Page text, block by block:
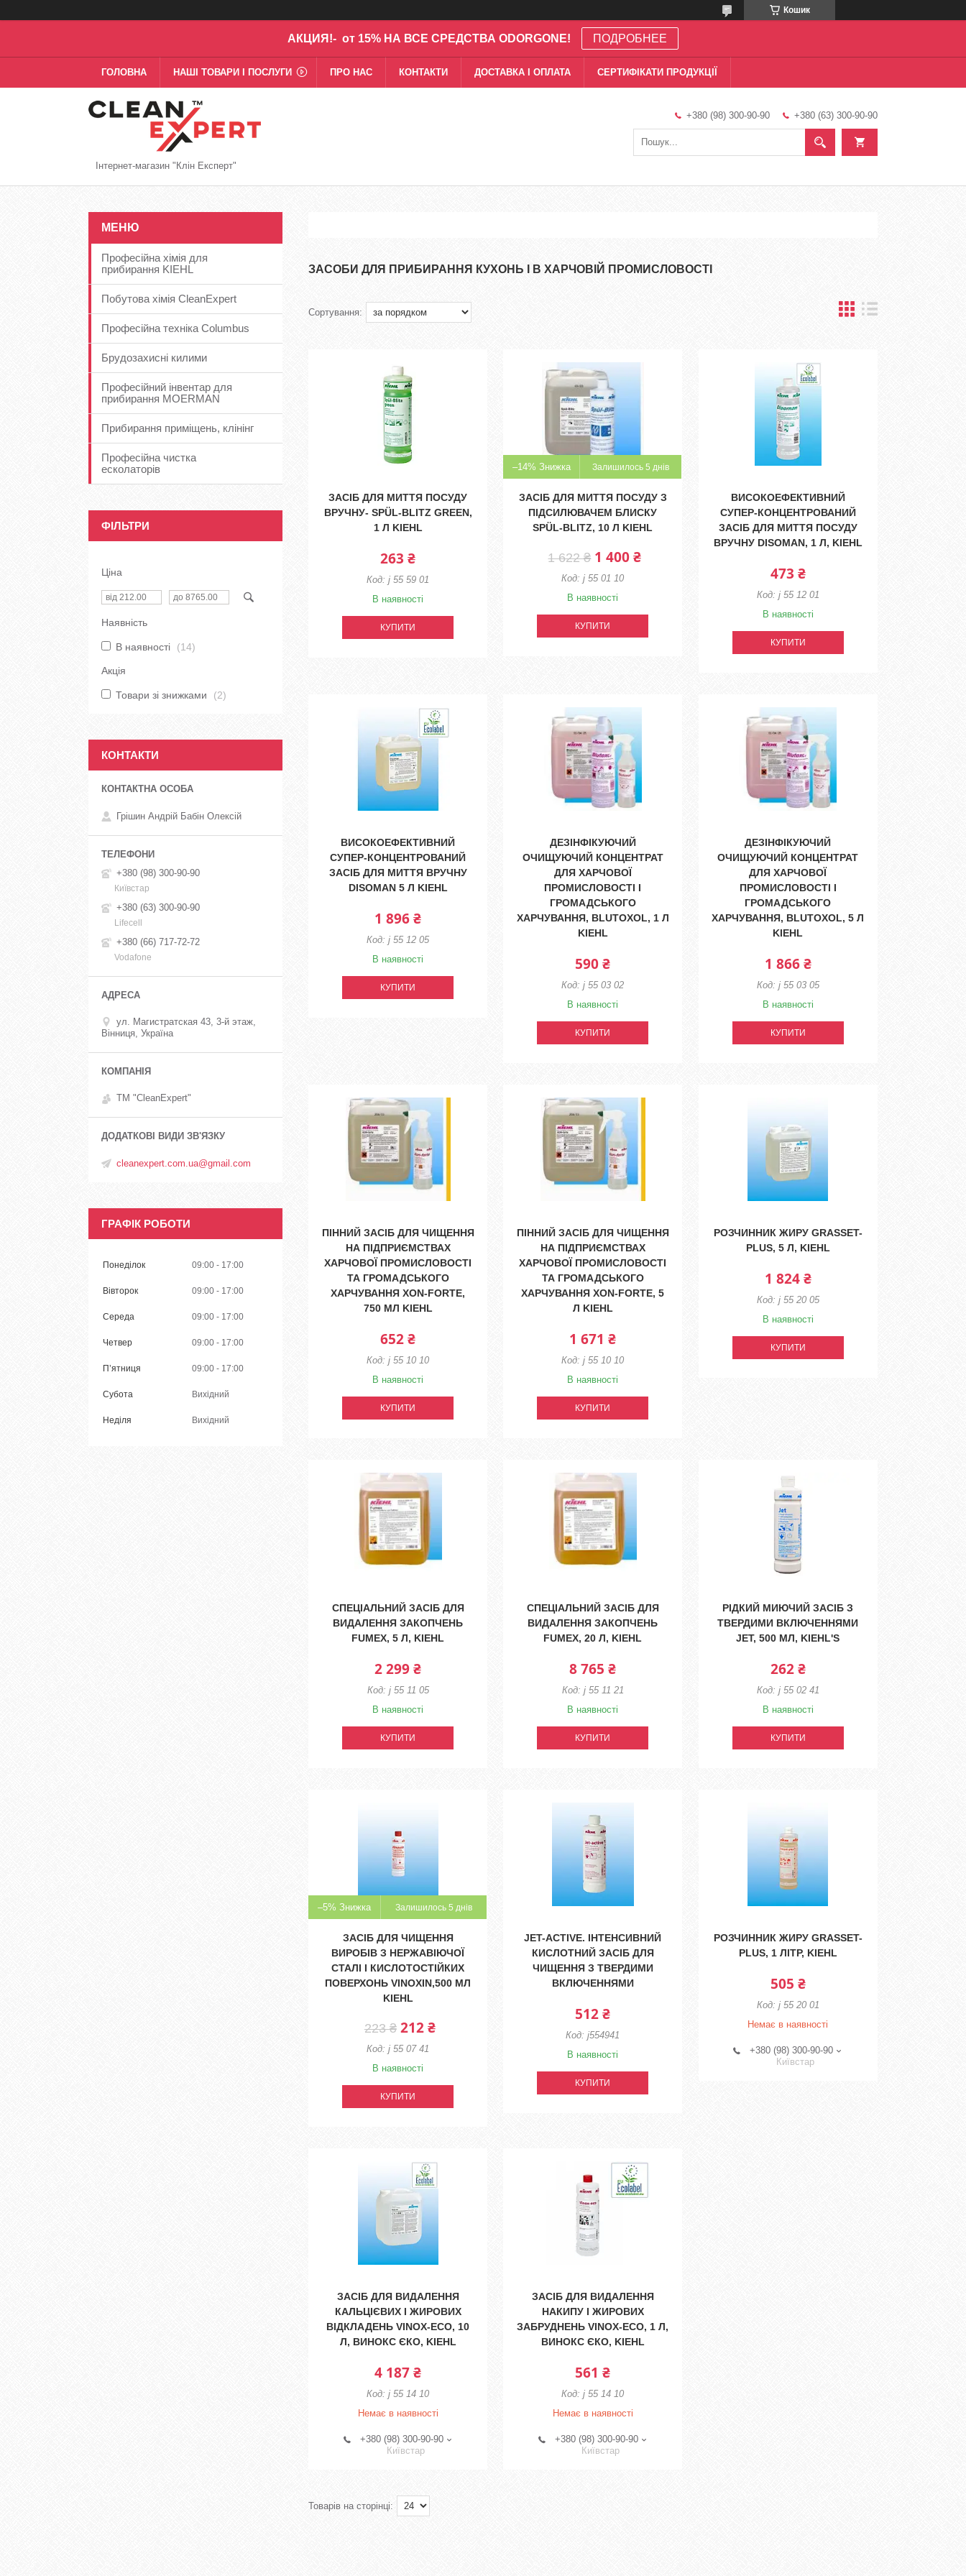
Кошик
АКЦИЯ!- от 15% НА ВСЕ СРЕДСТВА ODORGONE! ПОДРОБНЕЕ
ГОЛОВНА НАШІ ТОВАРИ І ПОСЛУГИ ПРО НАС КОНТАКТИ ДОСТАВКА І ОПЛАТА СЕРТИФІКАТИ ПРОДУКЦІЇ
Інтернет-магазин "Клін Експерт"
+380 (98) 300-90-90 +380 (63) 300-90-90
ЗАСОБИ ДЛЯ ПРИБИРАННЯ КУХОНЬ І В ХАРЧОВІЙ ПРОМИСЛОВОСТІ
ЗАСІБ ДЛЯ МИТТЯ ПОСУДУ
ВРУЧНУ- SPÜL-BLITZ GREEN,
1 Л KIEHL
263 ₴
j 55 59 01
В наявності
КУПИТИ
–14% Залишилось 5 днів
ЗАСІБ ДЛЯ МИТТЯ ПОСУДУ З
ПІДСИЛЮВАЧЕМ БЛИСКУ
SPÜL-BLITZ, 10 Л KIEHL
1 622 ₴ 1 400 ₴
j 55 01 10
В наявності
КУПИТИ
ВИСОКОЕФЕКТИВНИЙ
СУПЕР-КОНЦЕНТРОВАНИЙ
ЗАСІБ ДЛЯ МИТТЯ ПОСУДУ
ВРУЧНУ DISOMAN, 1 Л, KIEHL
473 ₴
j 55 12 01
В наявності
КУПИТИ
ВИСОКОЕФЕКТИВНИЙ
СУПЕР-КОНЦЕНТРОВАНИЙ
ЗАСІБ ДЛЯ МИТТЯ ВРУЧНУ
DISOMAN 5 Л KIEHL
1 896 ₴
j 55 12 05
В наявності
КУПИТИ
ДЕЗІНФІКУЮЧИЙ
ОЧИЩУЮЧИЙ КОНЦЕНТРАТ
ДЛЯ ХАРЧОВОЇ
ПРОМИСЛОВОСТІ І
ГРОМАДСЬКОГО
ХАРЧУВАННЯ, BLUTOXOL, 1 Л
KIEHL
590 ₴
j 55 03 02
В наявності
КУПИТИ
ДЕЗІНФІКУЮЧИЙ
ОЧИЩУЮЧИЙ КОНЦЕНТРАТ
ДЛЯ ХАРЧОВОЇ
ПРОМИСЛОВОСТІ І
ГРОМАДСЬКОГО
ХАРЧУВАННЯ, BLUTOXOL, 5 Л
KIEHL
1 866 ₴
j 55 03 05
В наявності
КУПИТИ
ПІННИЙ ЗАСІБ ДЛЯ ЧИЩЕННЯ
НА ПІДПРИЄМСТВАХ
ХАРЧОВОЇ ПРОМИСЛОВОСТІ
ТА ГРОМАДСЬКОГО
ХАРЧУВАННЯ XON-FORTE,
750 МЛ KIEHL
652 ₴
j 55 10 10
В наявності
КУПИТИ
ПІННИЙ ЗАСІБ ДЛЯ ЧИЩЕННЯ
НА ПІДПРИЄМСТВАХ
ХАРЧОВОЇ ПРОМИСЛОВОСТІ
ТА ГРОМАДСЬКОГО
ХАРЧУВАННЯ XON-FORTE, 5
Л KIEHL
1 671 ₴
j 55 10 10
В наявності
КУПИТИ
РОЗЧИННИК ЖИРУ GRASSET-
PLUS, 5 Л, KIEHL
1 824 ₴
j 55 20 05
В наявності
КУПИТИ
СПЕЦІАЛЬНИЙ ЗАСІБ ДЛЯ
ВИДАЛЕННЯ ЗАКОПЧЕНЬ
FUMEX, 5 Л, KIEHL
2 299 ₴
j 55 11 05
В наявності
КУПИТИ
СПЕЦІАЛЬНИЙ ЗАСІБ ДЛЯ
ВИДАЛЕННЯ ЗАКОПЧЕНЬ
FUMEX, 20 Л, KIEHL
8 765 ₴
j 55 11 21
В наявності
КУПИТИ
РІДКИЙ МИЮЧИЙ ЗАСІБ З
ТВЕРДИМИ ВКЛЮЧЕННЯМИ
JET, 500 МЛ, KIEHL'S
262 ₴
j 55 02 41
В наявності
КУПИТИ
–5% Залишилось 5 днів
ЗАСІБ ДЛЯ ЧИЩЕННЯ
ВИРОБІВ З НЕРЖАВІЮЧОЇ
СТАЛІ І КИСЛОТОСТІЙКИХ
ПОВЕРХОНЬ VINOXIN,500 МЛ
KIEHL
223 ₴ 212 ₴
j 55 07 41
В наявності
КУПИТИ
JET-ACTIVE. ІНТЕНСИВНИЙ
КИСЛОТНИЙ ЗАСІБ ДЛЯ
ЧИЩЕННЯ З ТВЕРДИМИ
ВКЛЮЧЕННЯМИ
512 ₴
j554941
В наявності
КУПИТИ
РОЗЧИННИК ЖИРУ GRASSET-
PLUS, 1 ЛІТР, KIEHL
505 ₴
j 55 20 01
Немає в наявності
+380 (98) 300-90-90
Київстар
ЗАСІБ ДЛЯ ВИДАЛЕННЯ
КАЛЬЦІЄВИХ І ЖИРОВИХ
ВІДКЛАДЕНЬ VINOX-ECO, 10
Л, ВИНОКС ЄКО, KIEHL
4 187 ₴
j 55 14 10
Немає в наявності
+380 (98) 300-90-90
Київстар
ЗАСІБ ДЛЯ ВИДАЛЕННЯ
НАКИПУ І ЖИРОВИХ
ЗАБРУДНЕНЬ VINOX-ECO, 1 Л,
ВИНОКС ЄКО, KIEHL
561 ₴
j 55 14 10
Немає в наявності
+380 (98) 300-90-90
Київстар
Професійна хімія для
прибирання KIEHL
Побутова хімія CleanExpert
Професійна техніка Columbus
Брудозахисні килими
Професійний інвентар для
прибирання MOERMAN
Прибирання приміщень, клінінг
Професійна чистка
есколаторів
ФІЛЬТРИ
Ціна
Наявність
В наявності 14
Акція
Товари зі знижками 2
КОНТАКТИ
Грішин Андрій Бабін Олексій
+380 (98) 300-90-90
Київстар
+380 (63) 300-90-90
Lifecell
+380 (66) 717-72-72
Vodafone
ул. Магистратская 43, 3-й этаж,
Вінниця, Україна
ТМ "CleanExpert"
cleanexpert.com.ua@gmail.com
ГРАФІК РОБОТИ
Понеділок 09:00 17:00
Вівторок 09:00 17:00
Середа 09:00 17:00
Четвер 09:00 17:00
Пʼятниця 09:00 17:00
Субота Вихідний
Неділя Вихідний